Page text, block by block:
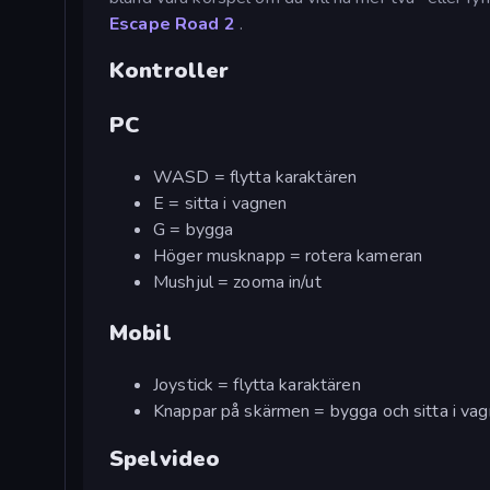
Escape Road 2 .
Kontroller
PC
WASD = flytta karaktären
E = sitta i vagnen
G = bygga
Höger musknapp = rotera kameran
Mushjul = zooma in/ut
Mobil
Joystick = flytta karaktären
Knappar på skärmen = bygga och sitta i
Spelvideo